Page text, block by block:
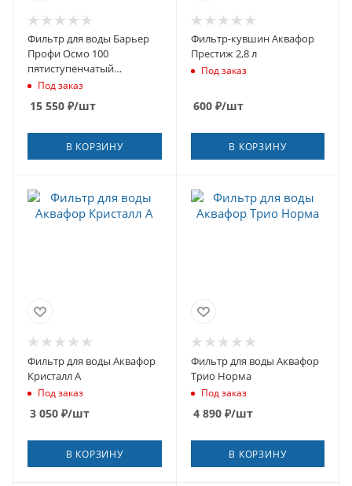
Фильтр для воды Барьер
Профи Осмо 100
пятиступенчатый
обратного осмоса
0,0001/1/5 мкм
Под заказ
15 550 ₽/шт
В КОРЗИНУ
Фильтр-кувшин Аквафор
Престиж 2,8 л
Под заказ
600₽/шт
В КОРЗИНУ
Фильтр для воды Аквафор
Кристалл А
Под заказ
3 050 ₽/шт
В КОРЗИНУ
Фильтр для воды Аквафор
Трио Норма
Под заказ
4 890₽/шт
В КОРЗИНУ